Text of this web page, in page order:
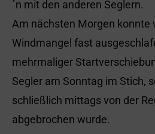
´n mit den anderen Seglern.
Am nächsten Morgen konnte
Windmangel fast
mehrmaliger
Segler am Sonntag im Stich,
schließlich mittags von der
abgebrochen wurde.